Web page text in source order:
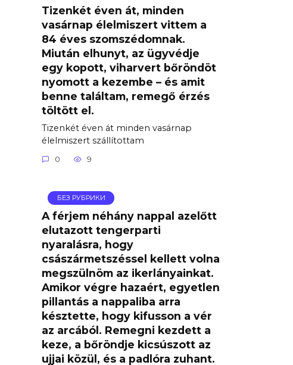
Tizenkét éven át, minden
vasárnap élelmiszert vittem a
84 éves szomszédomnak.
Miután elhunyt, az ügyvédje
egy kopott, viharvert bőröndöt
nyomott a kezembe – és amit
benne találtam, remegő érzés
töltött el.
Tizenkét éven át minden vasárnap
élelmiszert szállítottam
0 9
БЕЗ РУБРИКИ
A férjem néhány nappal azelőtt
elutazott tengerparti
nyaralásra, hogy
császármetszéssel kellett volna
megszülnöm az ikerlányainkat.
Amikor végre hazaért, egyetlen
pillantás a nappaliba arra
késztette, hogy kifusson a vér
az arcából. Remegni kezdett a
keze, a bőröndje kicsúszott az
ujjai közül, és a padlóra zuhant.